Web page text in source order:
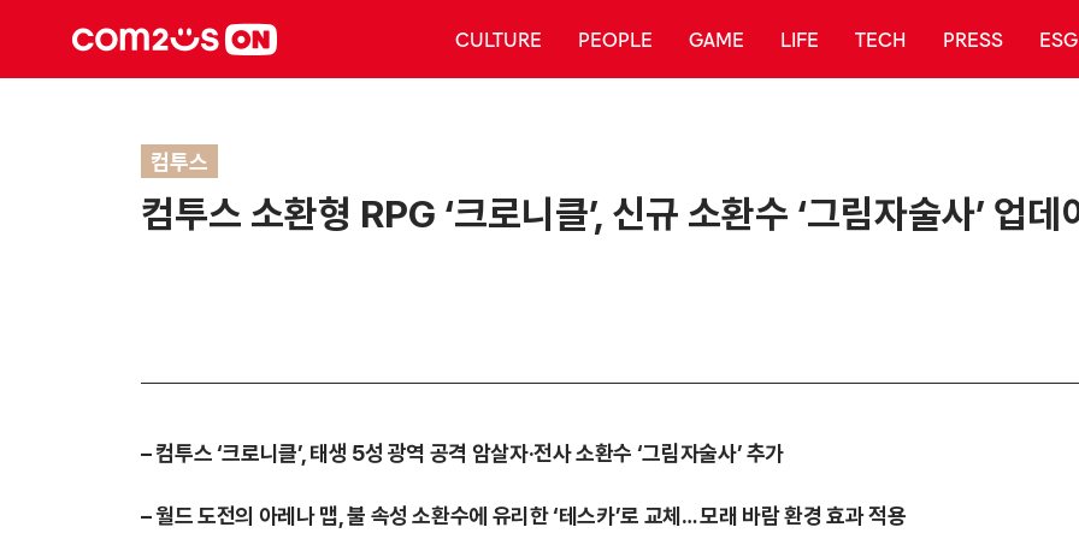
CULTURE PEOPLE GAME LIFE TECH PRESS ESG
컴투스
컴투스 소환형 RPG ‘크로니클’, 신규 소환수 ‘그림자술사’ 업데
–컴투스 ‘크로니클’, 태생 5성 광역 공격 암살자·전사 소환수 ‘그림자술사’ 추가
–월드 도전의 아레나 맵, 불 속성 소환수에 유리한 ‘테스카’로 교체… 모래 바람 환경 효과 적용